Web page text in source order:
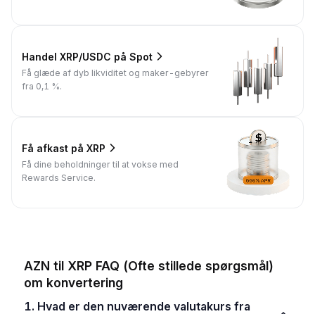
Handel XRP/USDC på Spot
Få glæde af dyb likviditet og maker-gebyrer
fra 0,1 %.
Få afkast på XRP
Få dine beholdninger til at vokse med
Rewards Service.
AZN til XRP FAQ (Ofte stillede spørgsmål)
om konvertering
1. Hvad er den nuværende valutakurs fra